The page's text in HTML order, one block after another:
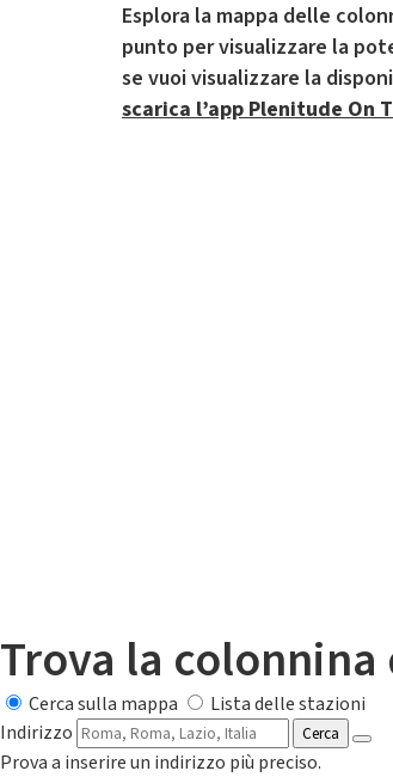
Esplora la mappa delle
punto per visualizzare la
se vuoi visualizzare la
scarica l’app Plenitude On
Trova la
Cerca sulla mappa
Lista delle stazioni
Indirizzo
Cerca
Prova a inserire un indirizzo più preciso.